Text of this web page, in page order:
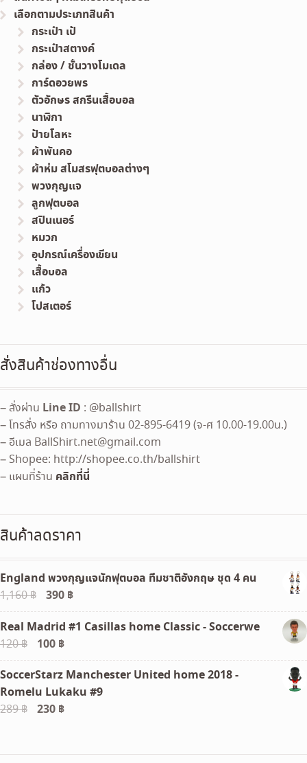
เลือกตามประเภทสินค้า
กระเป๋า เป้
กระเป๋าสตางค์
กล่อง / ชั้นวางโมเดล
การ์ดอวยพร
ตัวอักษร สกรีนเสื้อบอล
นาฬิกา
ป้ายโลหะ
ผ้าพันคอ
ผ้าห่ม สโมสรฟุตบอลต่างๆ
พวงกุญแจ
ลูกฟุตบอล
สปินเนอร์
หมวก
อุปกรณ์เครื่องเขียน
เสื้อบอล
แก้ว
โปสเตอร์
สั่งสินค้าช่องทางอื่น
– สั่งผ่าน Line ID : @ballshirt
– โทรสั่ง หรือ ถามทางมาร้าน 02-895-6419 (จ-ศ 10.00-19.00น.)
– อีเมล BallShirt.net@gmail.com
– Shopee: http://shopee.co.th/ballshirt
– แผนที่ร้าน คลิกที่นี่
สินค้าลดราคา
England พวงกุญแจนักฟุตบอล ทีมชาติอังกฤษ ชุด 4 คน
1,160฿
Original
price
was:
1,160 ฿.
390 ฿Current
price
is:
Real Madrid #1 Casillas home Classic - Soccerwe
120฿
Original
price
was:
120 ฿.
100 ฿Current
price
is:
100 ฿.
SoccerStarz Manchester United home 2018 -
Romelu Lukaku #9
289฿
Original
230 ฿Current